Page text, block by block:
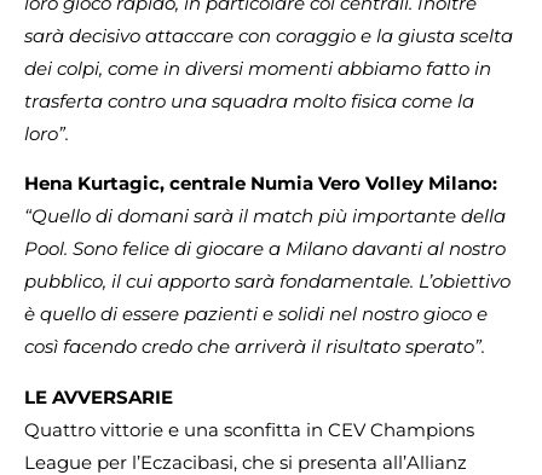
sarà decisivo attaccare con coraggio e la giusta scelta
dei colpi, come in diversi momenti abbiamo fatto in
trasferta contro una squadra molto fisica come la
loro”.
Hena Kurtagic, centrale Numia Vero Volley Milano:
“Quello di domani sarà il match più importante della
Pool. Sono felice di giocare a Milano davanti al nostro
pubblico, il cui apporto sarà fondamentale. L’obiettivo
è quello di essere pazienti e solidi nel nostro gioco e
così facendo credo che arriverà il risultato sperato”.
LE AVVERSARIE
Quattro vittorie e una sconfitta in CEV Champions
League per l’Eczacibasi, che si presenta all’Allianz